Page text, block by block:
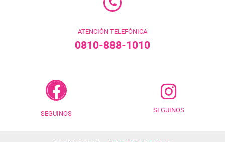
ATENCIÓN TELEFÓNICA
0810-888-1010
SEGUINOS SEGUINOS